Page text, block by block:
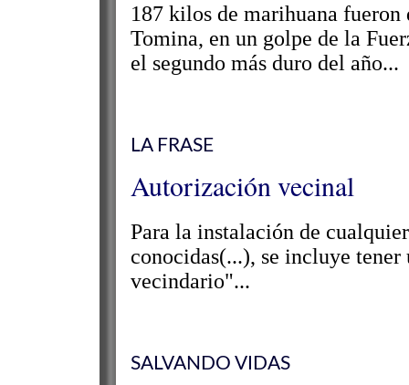
187 kilos de marihuana
Tomina, en un golpe de la
el segundo más duro del año...
LA FRASE
Autorización vecinal
Para la instalación de
conocidas(...), se incluye
vecindario"...
SALVANDO VIDAS